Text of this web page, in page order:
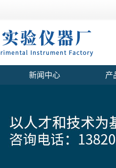
新闻中心 产